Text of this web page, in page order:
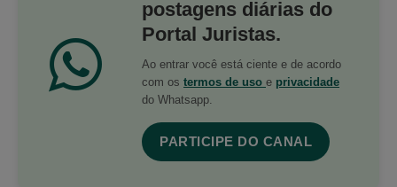
postagens diárias do
Portal Juristas.
Ao entrar você está ciente e de acordo
com os termos de uso e privacidade
do Whatsapp.
PARTICIPE DO CANAL